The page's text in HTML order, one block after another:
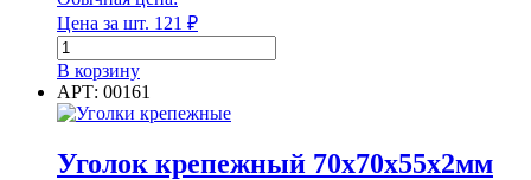
Цена за шт. 121 ₽
Количество
товара
Уголок
крепежный
130х130х100х1,8мм
усиленный
В корзину
АРТ: 00161
Уголок крепежный 70х70х55х2мм